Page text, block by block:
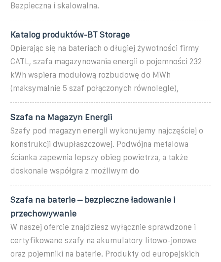
Bezpieczna i skalowalna.
Katalog produktów-BT Storage
Opierając się na bateriach o długiej żywotności firmy
CATL, szafa magazynowania energii o pojemności 232
kWh wspiera modułową rozbudowę do MWh
(maksymalnie 5 szaf połączonych równolegle),
Szafa na Magazyn Energii
Szafy pod magazyn energii wykonujemy najczęściej o
konstrukcji dwupłaszczowej. Podwójna metalowa
ścianka zapewnia lepszy obieg powietrza, a także
doskonale współgra z możliwym do
Szafa na baterie – bezpieczne ładowanie i
przechowywanie
W naszej ofercie znajdziesz wyłącznie sprawdzone i
certyfikowane szafy na akumulatory litowo-jonowe
oraz pojemniki na baterie. Produkty od europejskich